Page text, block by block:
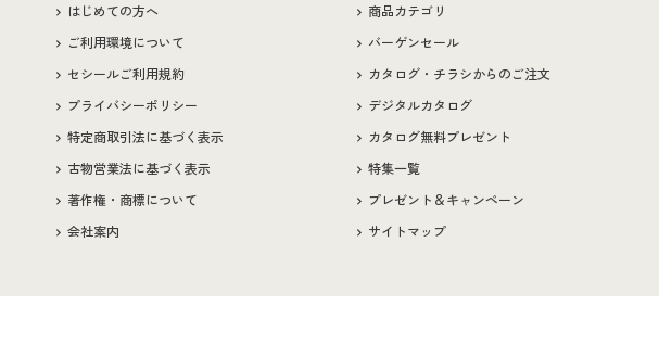
はじめての方へ
ご利用環境について
セシールご利用規約
プライバシーポリシー
特定商取引法に基づく表示
古物営業法に基づく表示
著作権・商標について
会社案内
商品カテゴリ
バーゲンセール
カタログ・チラシからのご注文
デジタルカタログ
カタログ無料プレゼント
特集一覧
プレゼント＆キャンペーン
サイトマップ